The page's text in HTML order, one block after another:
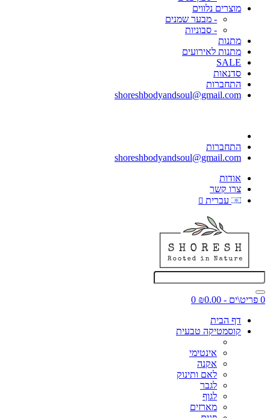
מוצרים נלווים
- מבער שמנים
- סבוניות
מתנות
מתנות לאירועים
SALE
סדנאות
התחברות
shoreshbodyandsoul@gmail.com
התחברות
shoreshbodyandsoul@gmail.com
אודות
צרו קשר
עברית
0 פריט\ים - ₪0.00
0
דף הבית
קוסמטיקה טבעית
אינטימי
אקנה
לאם ותינוק
לגבר
לגוף
מארזים